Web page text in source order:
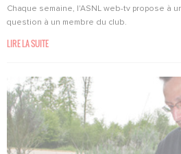
Chaque semaine, l'ASNL web-tv propose à
question à un membre du club.
LIRE LA SUITE